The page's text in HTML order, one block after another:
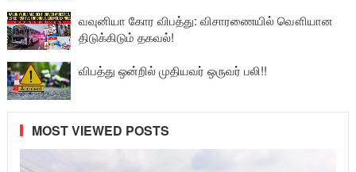
வவுனியா கோர விபத்து: விசாரணையில் வௌியான
திடுக்கிடும் தகவல்!
விபத்து ஒன்றில் முதியவர் ஒருவர் பலி!!
MOST VIEWED POSTS